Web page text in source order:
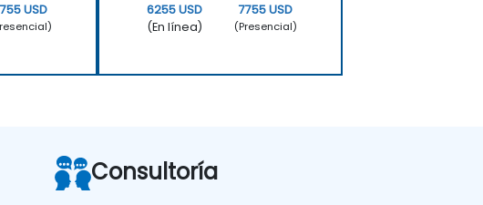
USD
6255 USD
(En línea)
7755 USD
(Presencial)
Consultoría